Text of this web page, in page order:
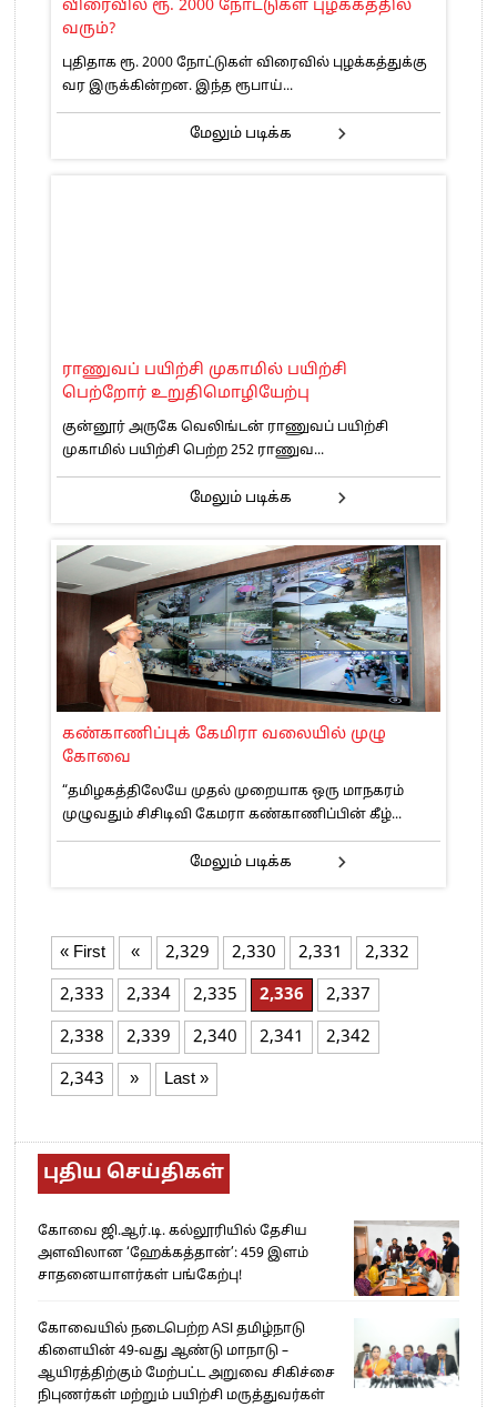
விரைவில் ரூ. 2000 நோட்டுகள் புழக்கத்தில்
வரும்?
புதிதாக ரூ. 2000 நோட்டுகள் விரைவில் புழக்கத்துக்கு
வர இருக்கின்றன. இந்த ரூபாய்...
மேலும் படிக்க
ராணுவப் பயிற்சி முகாமில் பயிற்சி
பெற்றோர் உறுதிமொழியேற்பு
குன்னூர் அருகே வெலிங்டன் ராணுவப் பயிற்சி
முகாமில் பயிற்சி பெற்ற 252 ராணுவ...
மேலும் படிக்க
கண்காணிப்புக் கேமிரா வலையில் முழு
கோவை
“தமிழகத்திலேயே முதல் முறையாக ஒரு மாநகரம்
முழுவதும் சிசிடிவி கேமரா கண்காணிப்பின் கீழ்...
மேலும் படிக்க
« First « 2,329 2,330 2,331
2,332
2,333
2,334 2,335 2,336
2,337
2,338
2,339 2,340 2,341
2,342
2,343
» Last »
புதிய செய்திகள்
கோவை ஜி.ஆர்.டி. கல்லூரியில் தேசிய
அளவிலான ‘ஹேக்கத்தான்’: 459 இளம்
சாதனையாளர்கள் பங்கேற்பு!
கோவையில் நடைபெற்ற ASI தமிழ்நாடு
கிளையின் 49-வது ஆண்டு மாநாடு –
ஆயிரத்திற்கும் மேற்பட்ட அறுவை சிகிச்சை
நிபுணர்கள் மற்றும் பயிற்சி மருத்துவர்கள்